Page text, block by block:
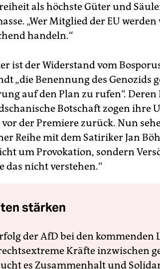
als höchste Güter und
„Wer Mitglied der EU
handeln.“
ist der Widerstand vom
„die Benennung des Genozids
auf den Plan zu rufen“.
Botschaft zogen ihre
der Premiere zurück. Nun
Reihe mit dem Satiriker Jan
um Provokation, sondern
das nicht verstehen.“
stärken
der AfD bei den kommenden
Kräfte inzwischen
es Zusammenhalt und